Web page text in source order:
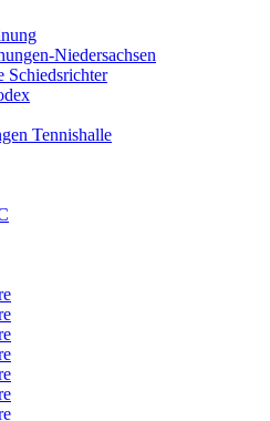
Niedersachsen
Schiedsrichter
Tennishalle